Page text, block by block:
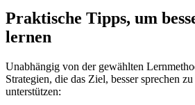
Praktische Tipps, um
lernen
Unabhängig von der gewählten
Strategien, die das Ziel, besser sprechen
unterstützen: